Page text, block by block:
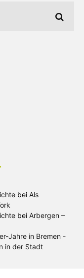
bei Als
bei Arbergen –
Jahre in Bremen -
in der Stadt